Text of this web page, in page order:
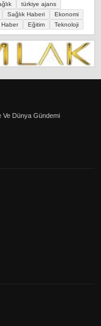
türkiye ajans
Sağlık Haberi
Ekonomi
Haber Eğitim Teknoloji
Ve Dünya Gündemi